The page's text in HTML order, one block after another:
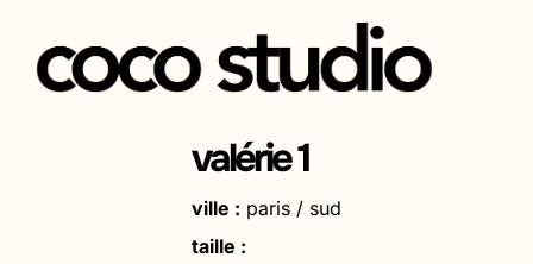
Aller
valérie 1
ville : paris / sud
taille :